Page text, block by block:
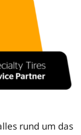
rund um das